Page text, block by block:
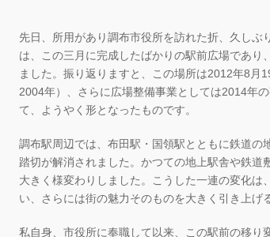
先日、所用があり調布市役所を訪れた折、久し
は、この三月に完成したばかりの駅前広場であ
ました。振り返りますと、この場所は2012年8月
2004年）、さらに広場整備事業としては2014年
て、ようやく形となったものです。
調布駅周辺では、布田駅・国領駅とともに鉄道
踏切が解消されました。かつての地上駅舎や鉄
大きく様変わりしました。こうした一連の変化
い、さらには街の魅力そのものを大きく引き上げ
私自身、市役所に奉職して以来、この駅前の移